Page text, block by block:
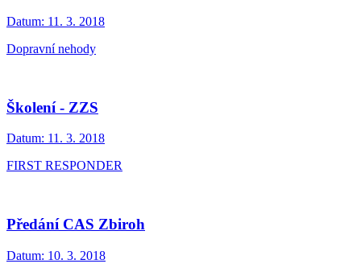
Datum: 11. 3. 2018
Dopravní nehody
Školení - ZZS
Datum: 11. 3. 2018
FIRST RESPONDER
Předání CAS Zbiroh
Datum: 10. 3. 2018